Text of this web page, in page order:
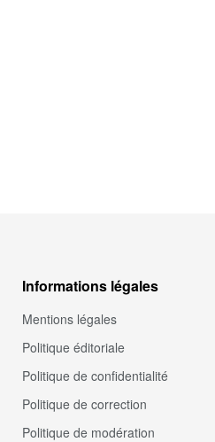
Informations légales
Mentions légales
Politique éditoriale
Politique de confidentialité
Politique de correction
Politique de modération